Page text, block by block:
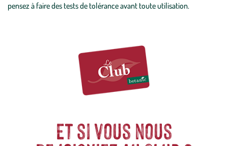
pensez à faire des tests de tolérance avant toute utilisation.
Et si vous nous